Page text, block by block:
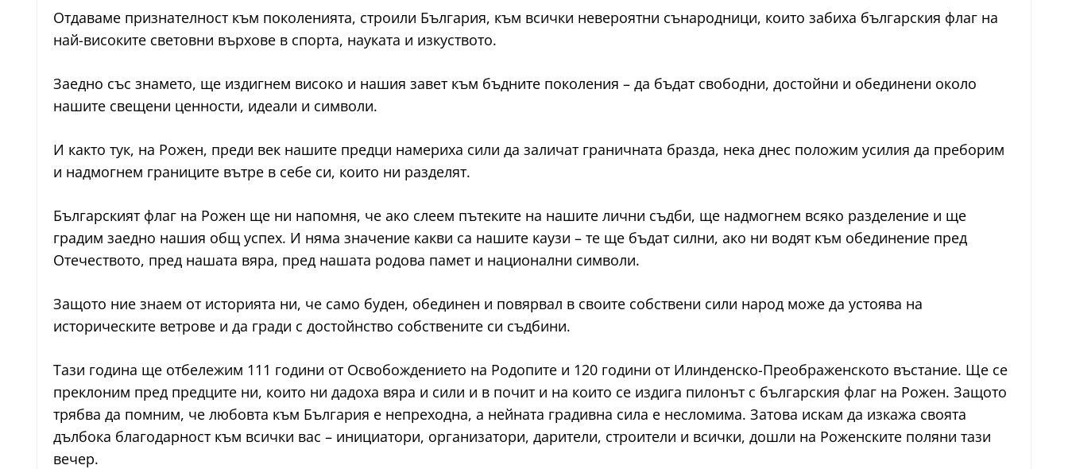
Отдаваме признателност към поколенията, строили България, към всички невероятни сънародници, които забиха българския флаг на
най-високите световни върхове в спорта, науката и изкуството.
Заедно със знамето, ще издигнем високо и нашия завет към бъдните поколения – да бъдат свободни, достойни и обединени около
нашите свещени ценности, идеали и символи.
И както тук, на Рожен, преди век нашите предци намериха сили да заличат граничната бразда, нека днес положим усилия да преборим
и надмогнем границите вътре в себе си, които ни разделят.
Българският флаг на Рожен ще ни напомня, че ако слеем пътеките на нашите лични съдби, ще надмогнем всяко разделение и ще
градим заедно нашия общ успех. И няма значение какви са нашите каузи – те ще бъдат силни, ако ни водят към обединение пред
Отечеството, пред нашата вяра, пред нашата родова памет и национални символи.
Защото ние знаем от историята ни, че само буден, обединен и повярвал в своите собствени сили народ може да устоява на
историческите ветрове и да гради с достойнство собствените си съдбини.
Тази година ще отбележим 111 години от Освобождението на Родопите и 120 години от Илинденско-Преображенското въстание. Ще се
преклоним пред предците ни, които ни дадоха вяра и сили и в почит и на които се издига пилонът с българския флаг на Рожен. Защото
трябва да помним, че любовта към България е непреходна, а нейната градивна сила е несломима. Затова искам да изкажа своята
дълбока благодарност към всички вас – инициатори, организатори, дарители, строители и всички, дошли на Роженските поляни тази
вечер.